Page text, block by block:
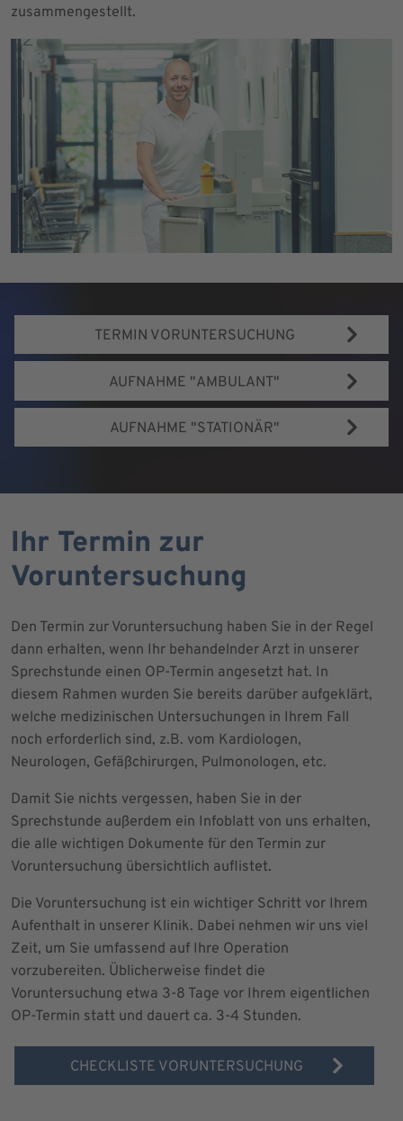
zusammengestellt.
TERMIN VORUNTERSUCHUNG
AUFNAHME "AMBULANT"
AUFNAHME "STATIONÄR"
Ihr Termin zur
Voruntersuchung
Den Termin zur Voruntersuchung haben Sie in der Regel
dann erhalten, wenn Ihr behandelnder Arzt in unserer
Sprechstunde einen OP-Termin angesetzt hat. In
diesem Rahmen wurden Sie bereits darüber aufgeklärt,
welche medizinischen Untersuchungen in Ihrem Fall
noch erforderlich sind, z.B. vom Kardiologen,
Neurologen, Gefäßchirurgen, Pulmonologen, etc.
Damit Sie nichts vergessen, haben Sie in der
Sprechstunde außerdem ein Infoblatt von uns erhalten,
die alle wichtigen Dokumente für den Termin zur
Voruntersuchung übersichtlich auflistet.
Die Voruntersuchung ist ein wichtiger Schritt vor Ihrem
Aufenthalt in unserer Klinik. Dabei nehmen wir uns viel
Zeit, um Sie umfassend auf Ihre Operation
vorzubereiten. Üblicherweise findet die
Voruntersuchung etwa 3-8 Tage vor Ihrem eigentlichen
OP-Termin statt und dauert ca. 3-4 Stunden.
CHECKLISTE VORUNTERSUCHUNG